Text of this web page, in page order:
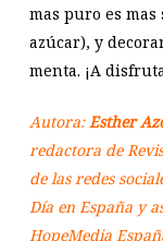
mas puro es
azúcar), y
menta. ¡A
Autora: Esther
redactora de
de las redes
Día en España y
HopeMedia